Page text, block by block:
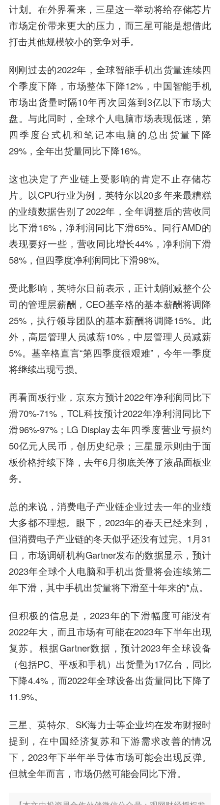
计划。在外界看来，三星这一举动将给存储芯片
市场定价带来更大的压力，而三星可能是想借此
打击其他规模较小的竞争对手。
刚刚过去的2022年，全球智能手机出货量连续四
个季度下降，市场整体下降12%，中国智能手机
市场出货量时隔10年再次回落到3亿以下市场大
盘。与此同时，全球个人电脑市场表现低迷，第
四季度台式机和笔记本电脑的总出货量下降
29%，全年出货量同比下降16%。
这也决定了产业链上受影响的肯定不止存储芯
片。以CPU行业为例，英特尔以20多年来最糟糕
的业绩数据告别了2022年，全年调整后的营收同
比下滑16%，净利润同比下滑65%。同行AMD的
表现要好一些，营收同比增长44%，净利润下滑
58%，但四季度净利润同比下滑98%。
受此影响，英特尔日前表示，正计划削减整个公
司的管理层薪酬，CEO基辛格的基本薪酬将调降
25%，执行领导团队的基本薪酬将调降15%。此
外，高层管理人员减薪10%，中层管理人员减薪
5%。基辛格直言“第四季度很艰难”，今年一季度
将继续出现亏损。
再看面板行业，京东方预计2022年净利润同比下
滑70%-71%，TCL科技预计2022年净利润同比下
滑96%-97%；LG Display去年四季度营业亏损约
50亿元人民币，创历史纪录；三星显示则由于面
板价格持续下降，去年6月彻底关停了液晶面板业
务。
总的来说，消费电子产业链企业过去一年的业绩
大多都不理想。眼下，2023年的春天已经来到，
但消费电子产业链的冬天似乎还没有过完。1月31
日，市场调研机构Gartner发布的数据显示，预计
2023年全球个人电脑和手机出货量将会连续第二
年下滑，其中手机出货量将下滑至十年来的*点。
但积极的信息是，2023年的下滑幅度可能没有
2022年大，而且市场有可能在2023年下半年出现
复苏。根据Gartner数据，预计2023年全球设备
（包括PC、平板和手机）出货量为17亿台，同比
下降4.4%，而2022年全球设备出货量同比下降了
11.9%。
三星、英特尔、SK海力士等企业均在发布财报时
提到，在中国经济复苏和下游需求改善的情况
下，2023年下半年半导体市场可能会出现反弹。
但就全年而言，市场仍然可能会同比下滑。